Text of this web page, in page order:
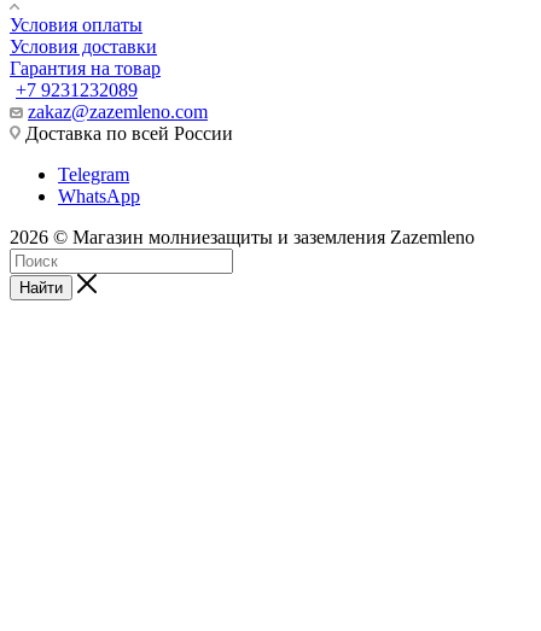
Условия оплаты
Условия доставки
Гарантия на товар
+7 9231232089
zakaz@zazemleno.com
Доставка по всей России
Telegram
WhatsApp
2026 © Магазин молниезащиты и заземления Zazemleno
Найти